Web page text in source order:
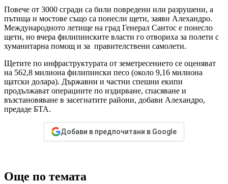
Повече от 3000 сгради са били повредени или разрушени, а
пътища и мостове също са понесли щети, заяви Алехандро.
Международното летище на град Генерал Сантос е понесло
щети, но вчера филипинските власти го отвориха за полети с
хуманитарна помощ и за правителствени самолети.
Щетите по инфраструктурата от земетресението се оценяват
на 562,8 милиона филипински песо (около 9,16 милиона
щатски долара). Държавни и частни спешни екипи
продължават операциите по издирване, спасяване и
възстановяване в засегнатите райони, добави Алехандро,
предаде БТА.
Добави в предпочитани в Google
Още по темата